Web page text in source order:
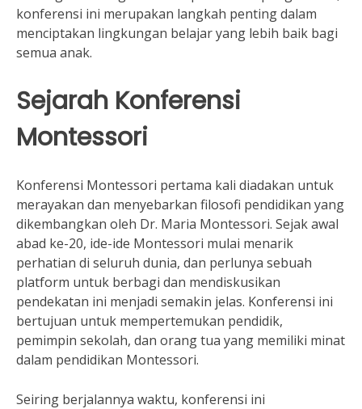
konferensi ini merupakan langkah penting dalam
menciptakan lingkungan belajar yang lebih baik bagi
semua anak.
Sejarah Konferensi
Montessori
Konferensi Montessori pertama kali diadakan untuk
merayakan dan menyebarkan filosofi pendidikan yang
dikembangkan oleh Dr. Maria Montessori. Sejak awal
abad ke-20, ide-ide Montessori mulai menarik
perhatian di seluruh dunia, dan perlunya sebuah
platform untuk berbagi dan mendiskusikan
pendekatan ini menjadi semakin jelas. Konferensi ini
bertujuan untuk mempertemukan pendidik,
pemimpin sekolah, dan orang tua yang memiliki minat
dalam pendidikan Montessori.
Seiring berjalannya waktu, konferensi ini